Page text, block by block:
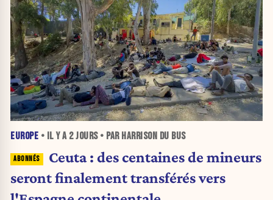
EUROPE • IL Y A 2 JOURS• PAR HARRISON DU BUS
Ceuta : des centaines de mineurs
seront finalement transférés vers